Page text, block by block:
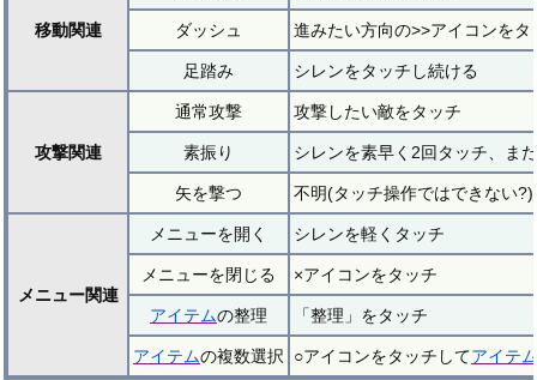
移動関連 ダッシュ 進みたい方向の>>アイコンをタ
足踏み シレンをタッチし続ける
攻撃関連
通常攻撃 攻撃したい敵をタッチ
素振り シレンを素早く2回タッチ、ま
矢を撃つ 不明(タッチ操作ではできない?)
メニュー関連
メニューを開く シレンを軽くタッチ
メニューを閉じる ×アイコンをタッチ
アイテムの整理 「整理」をタッチ
アイテムの複数選択 ○アイコンをタッチしてアイテム